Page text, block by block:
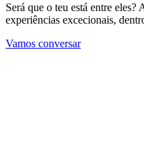
Será que o teu está entre eles?
experiências excecionais,
Vamos conversar